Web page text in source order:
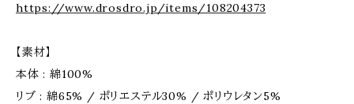
https://www.drosdro.jp/items/108204373
【素材】
本体 : 綿100%
リブ : 綿65% / ポリエステル30% / ポリウレタン5%